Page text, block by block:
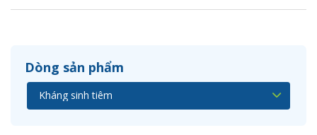
Dòng sản phẩm